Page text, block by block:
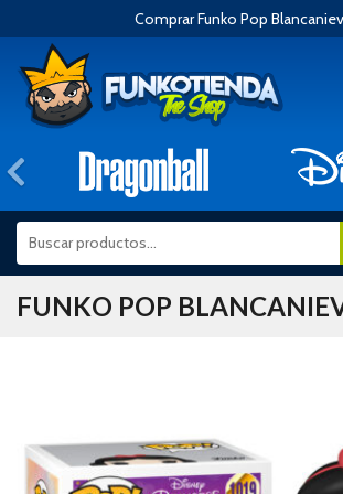
Comprar Funko Pop
Anterior
FUNKO POP